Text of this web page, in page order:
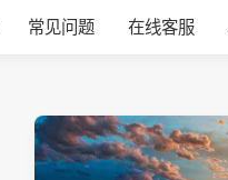
常见问题 在线客服